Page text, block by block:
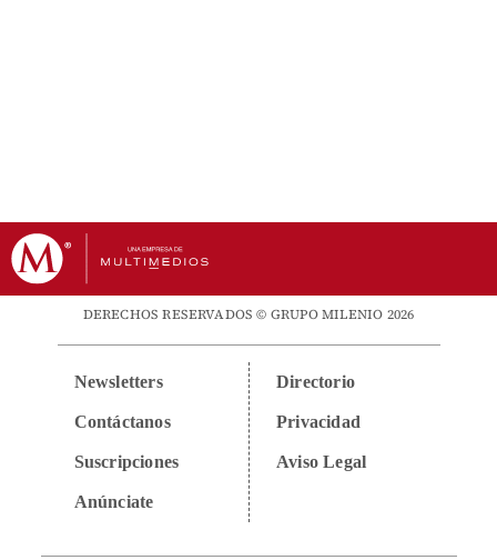
DERECHOS RESERVADOS © GRUPO MILENIO 2026
Newsletters
Contáctanos
Suscripciones
Anúnciate
Directorio
Privacidad
Aviso Legal